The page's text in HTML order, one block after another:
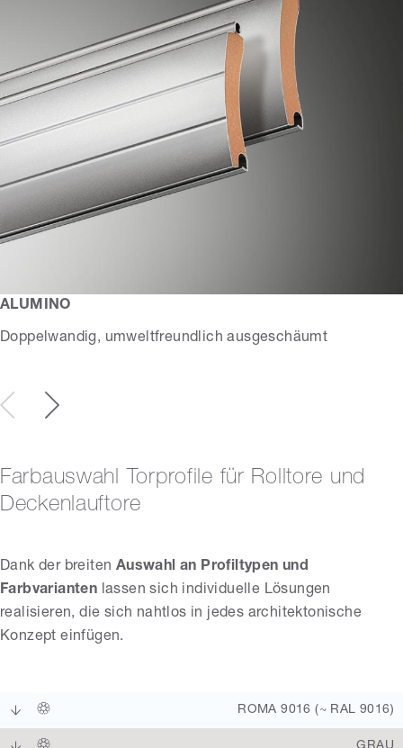
ALUMINO
Doppelwandig, umweltfreundlich ausgeschäumt
Farbauswahl Torprofile für Rolltore und
Deckenlauftore
Dank der breiten Auswahl an Profiltypen und
Farbvarianten lassen sich individuelle Lösungen
realisieren, die sich nahtlos in jedes architektonische
Konzept einfügen.
ROMA 9016 (~ RAL 9016)